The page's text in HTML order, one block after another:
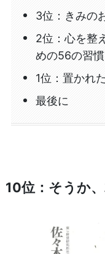
3位：きみの
2位：心を整
めの56の習慣
1位：置かれ
最後に
10位：そうか